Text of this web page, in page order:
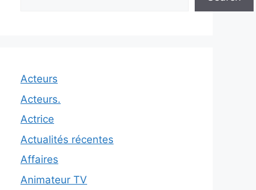
Acteurs
Acteurs.
Actrice
Actualités récentes
Affaires
Animateur TV